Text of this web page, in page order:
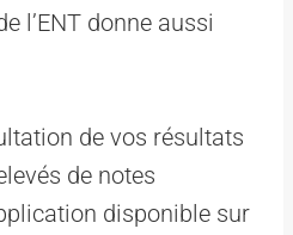
l’ENT donne aussi
de vos résultats
de notes
disponible sur